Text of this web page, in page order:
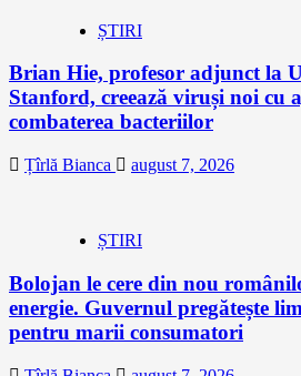
ȘTIRI
Brian Hie, profesor adjunct la
Stanford, creează viruși noi cu
combaterea bacteriilor
Țîrlă Bianca august 7, 2026
ȘTIRI
Bolojan le cere din nou
energie. Guvernul pregătește
pentru marii consumatori